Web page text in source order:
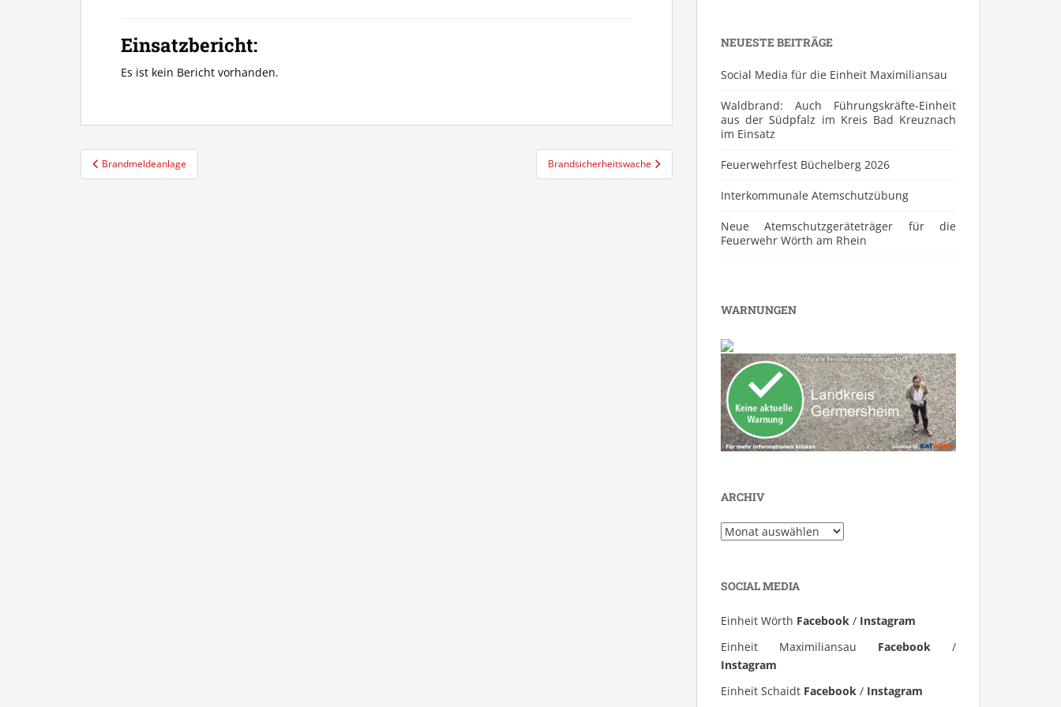
Einsatzbericht:
Es ist kein Bericht vorhanden.
Beitragsnavigation
Brandmeldeanlage Brandsicherheitswache
NEUESTE BEITRÄGE
Social Media für die Einheit Maximiliansau
Waldbrand: Auch Führungskräfte-Einheit
aus der Südpfalz im Kreis Bad Kreuznach
im Einsatz
Feuerwehrfest Büchelberg 2026
⁠Interkommunale Atemschutzübung
Neue Atemschutzgeräteträger für die
Feuerwehr Wörth am Rhein
WARNUNGEN
ARCHIV
Archiv
SOCIAL MEDIA
Einheit Wörth Facebook / Instagram
Einheit Maximiliansau Facebook /
Instagram
Einheit Schaidt Facebook / Instagram